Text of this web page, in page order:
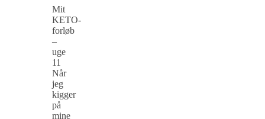
Mit
KETO-
forløb
–
uge
11
Når
jeg
kigger
på
mine